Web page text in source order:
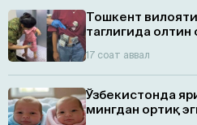
Тошкент
таглигида
17 соат аввал
Ўзбекистонда
мингдан ортиқ